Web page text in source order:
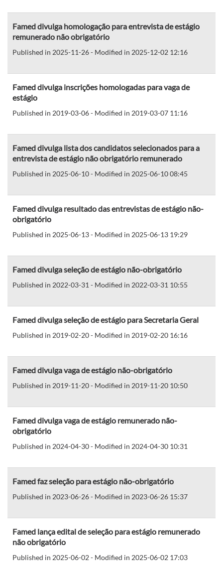
Famed divulga homologação para entrevista de estágio
remunerado não obrigatório
Published in 2025-11-26 - Modified in 2025-12-02 12:16
Famed divulga inscrições homologadas para vaga de
estágio
Published in 2019-03-06 - Modified in 2019-03-07 11:16
Famed divulga lista dos candidatos selecionados para a
entrevista de estágio não obrigatório remunerado
Published in 2025-06-10 - Modified in 2025-06-10 08:45
Famed divulga resultado das entrevistas de estágio não-
obrigatório
Published in 2025-06-13 - Modified in 2025-06-13 19:29
Famed divulga seleção de estágio não-obrigatório
Published in 2022-03-31 - Modified in 2022-03-31 10:55
Famed divulga seleção de estágio para Secretaria Geral
Published in 2019-02-20 - Modified in 2019-02-20 16:16
Famed divulga vaga de estágio não-obrigatório
Published in 2019-11-20 - Modified in 2019-11-20 10:50
Famed divulga vaga de estágio remunerado não-
obrigatório
Published in 2024-04-30 - Modified in 2024-04-30 10:31
Famed faz seleção para estágio não-obrigatório
Published in 2023-06-26 - Modified in 2023-06-26 15:37
Famed lança edital de seleção para estágio remunerado
não obrigatório
Published in 2025-06-02 - Modified in 2025-06-02 17:03